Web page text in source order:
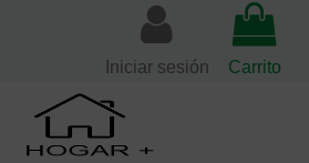
Iniciar sesión Carrito